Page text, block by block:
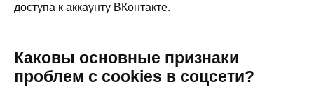
доступа к аккаунту ВКонтакте.
Каковы основные признаки
проблем с cookies в соцсети?